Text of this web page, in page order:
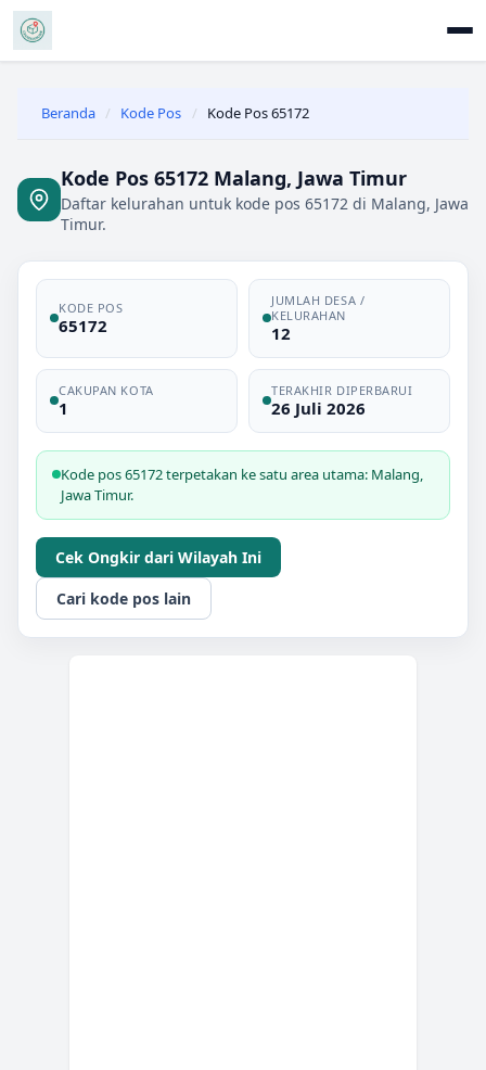
Beranda / Kode Pos / Kode Pos 65172
Kode Pos 65172 Malang, Jawa Timur
Daftar kelurahan untuk kode pos 65172 di Malang, Jawa
Timur.
KODE POS
65172
JUMLAH DESA /
KELURAHAN
12
CAKUPAN KOTA
1
TERAKHIR DIPERBARUI
26 Juli 2026
Kode pos 65172 terpetakan ke satu area utama: Malang,
Jawa Timur.
Cek Ongkir dari Wilayah Ini
Cari kode pos lain